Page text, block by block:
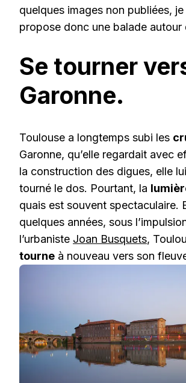
quelques images non publiées,
propose donc une balade autour
Se tourner
Garonne.
Toulouse a longtemps subi les
Garonne, qu’elle regardait avec
la construction des digues, elle
tourné le dos. Pourtant, la
quais est souvent spectaculaire.
quelques années, sous
l’urbaniste Joan Busquets,
tourne à nouveau vers son